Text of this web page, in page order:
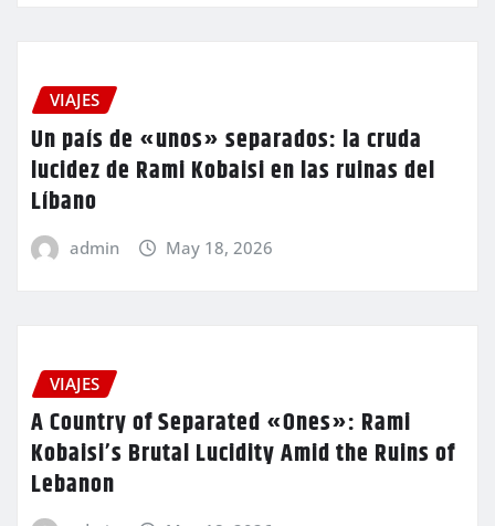
VIAJES
Un país de «unos» separados: la cruda
lucidez de Rami Kobaisi en las ruinas del
Líbano
admin May 18, 2026
VIAJES
A Country of Separated «Ones»: Rami
Kobaisi’s Brutal Lucidity Amid the Ruins of
Lebanon